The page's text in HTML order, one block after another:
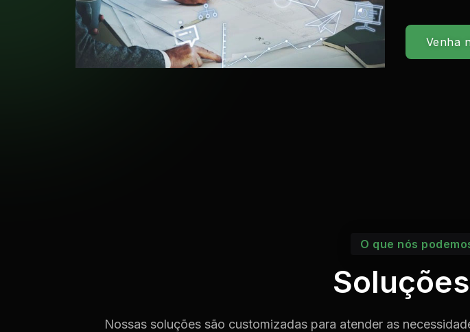
Venha
O que nós
Nossas soluções são customizadas para atender as